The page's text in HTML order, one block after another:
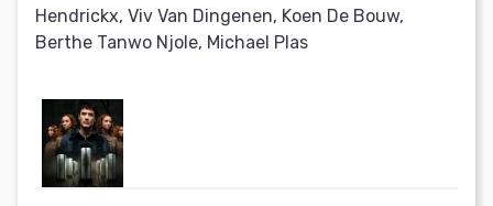
Hendrickx, Viv Van Dingenen, Koen De Bouw,
Berthe Tanwo Njole, Michael Plas